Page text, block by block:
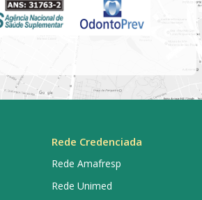
Rede Credenciada
Rede Amafresp
Rede Unimed